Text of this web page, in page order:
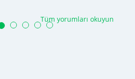
Tüm yorumları okuyun